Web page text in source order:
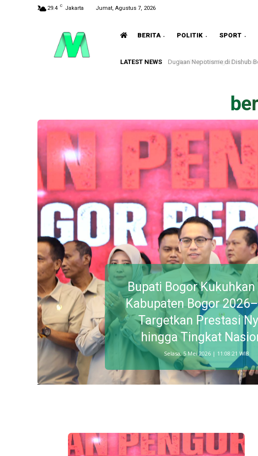
29.4 C Jakarta Jumat, Agustus 7, 2026
BERITA POLITIK SPORT
LATEST NEWS Apel Perdana Agustus, Wabup
Bupati Bogor Kukuhkan
Kabupaten Bogor
Targetkan Prestasi
hingga Tingkat
Selasa, 5 Mei 2026 | 11:08:21 WIB